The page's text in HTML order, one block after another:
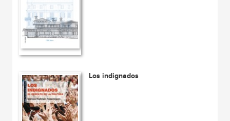
Los indignados